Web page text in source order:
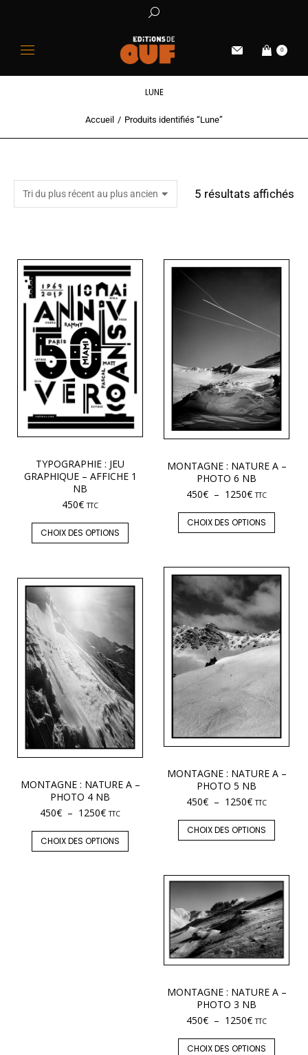
0
LUNE
Vous êtes ici :Accueil Produits identifiés “Lune”
5 résultats affichés
TYPOGRAPHIE : JEU
GRAPHIQUE – AFFICHE 1
NB
450€ TTC
CHOIX DES OPTIONS
MONTAGNE : NATURE A –
PHOTO 6 NB
450€ – 1250€ TTC
CHOIX DES OPTIONS
MONTAGNE : NATURE A –
PHOTO 5 NB
450€ – 1250€ TTC
CHOIX DES OPTIONS
MONTAGNE : NATURE A –
PHOTO 4 NB
450€ – 1250€ TTC
CHOIX DES OPTIONS
MONTAGNE : NATURE A –
PHOTO 3 NB
450€ – 1250€ TTC
CHOIX DES OPTIONS